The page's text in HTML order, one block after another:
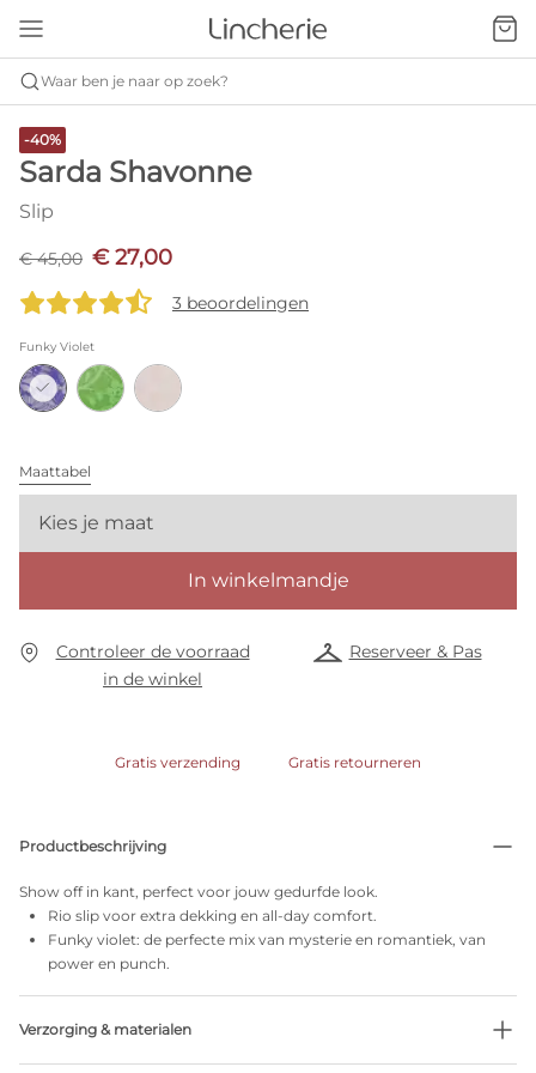
Waar ben je naar op zoek?
-40%
Sarda Shavonne
Slip
€ 45,00 € 27,00
3 beoordelingen
Funky Violet
Maattabel
Kies je maat
In winkelmandje
Controleer de voorraad
in de winkel
Reserveer & Pas
Gratis verzending Gratis retourneren
Productbeschrijving
Show off in kant, perfect voor jouw gedurfde look.
Rio slip voor extra dekking en all-day comfort.
Funky violet: de perfecte mix van mysterie en romantiek, van
power en punch.
Verzorging & materialen